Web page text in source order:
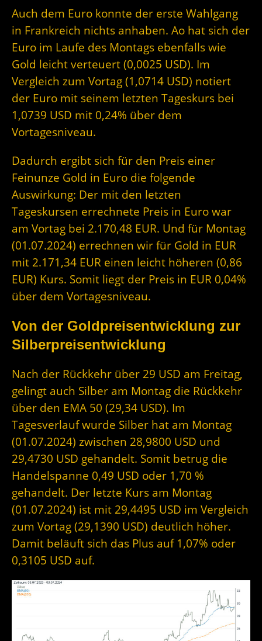
Auch dem Euro konnte der erste Wahlgang
in Frankreich nichts anhaben. Ao hat sich der
Euro im Laufe des Montags ebenfalls wie
Gold leicht verteuert (0,0025 USD). Im
Vergleich zum Vortag (1,0714 USD) notiert
der Euro mit seinem letzten Tageskurs bei
1,0739 USD mit 0,24% über dem
Vortagesniveau.
Dadurch ergibt sich für den Preis einer
Feinunze Gold in Euro die folgende
Auswirkung: Der mit den letzten
Tageskursen errechnete Preis in Euro war
am Vortag bei 2.170,48 EUR. Und für Montag
(01.07.2024) errechnen wir für Gold in EUR
mit 2.171,34 EUR einen leicht höheren (0,86
EUR) Kurs. Somit liegt der Preis in EUR 0,04%
über dem Vortagesniveau.
Von der Goldpreisentwicklung zur
Silberpreisentwicklung
Nach der Rückkehr über 29 USD am Freitag,
gelingt auch Silber am Montag die Rückkehr
über den EMA 50 (29,34 USD). Im
Tagesverlauf wurde Silber hat am Montag
(01.07.2024) zwischen 28,9800 USD und
29,4730 USD gehandelt. Somit betrug die
Handelspanne 0,49 USD oder 1,70 %
gehandelt. Der letzte Kurs am Montag
(01.07.2024) ist mit 29,4495 USD im Vergleich
zum Vortag (29,1390 USD) deutlich höher.
Damit beläuft sich das Plus auf 1,07% oder
0,3105 USD auf.